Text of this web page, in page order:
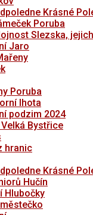
Krásné
Poruba
Slezska,
Jaro
Poruba
lhota
podzim 2024
Bystřice
hranic
Krásné
Hučín
Hlubočky